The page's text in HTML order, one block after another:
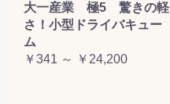
大一産業 極5 驚きの軽
さ！小型ドライバキュー
ム
￥341 ～ ￥24,200